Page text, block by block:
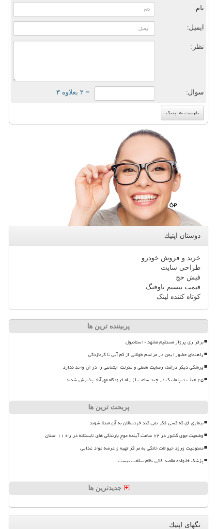
نام:
ایمیل:
نظر:
سوال: = ۲ بعلاوه ۳
دوستان اپتیك
خرید و فروش خودرو
طراحی سایت
فیش حج
قیمت بیسیم باوفنگ
کوتاه کننده لینک
پربیننده ترین ها
برقراری پرواز مستقیم مشهد - استانبول
راهنمای حضور ایمن در مراسم طولانی از کم آبی تا گرمازدگی
پزشکی دیگر درآمد، رضایت شغلی و منزلت اجتماعی را در آن واحد ندارد
۲۵ هیأت دیپلماتیک در چند ساعت از راه فرودگاه مهرآباد پذیرش شدند
پربحث ترین ها
بیماری ای که کسی فکر نمی کند خردسالان به آن مبتلا شوند
وضعیت جوی کشور در ۷۲ ساعت آینده موج بارندگی های تابستانه در راه ۱۱ استان
ممنوعیت ورود حیوانات خانگی به مراکز تهیه و عرضه مواد غذایی
پزشک خانواده مقصد غائی نظام سلامت نیست
جدیدترین ها
تگهای اپتیك